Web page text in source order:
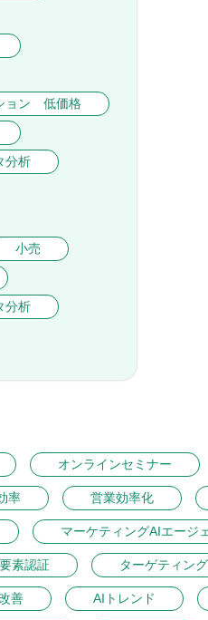
ョン 低価格
分析
小売
分析
オンラインセミナー
率 営業効率化
マーケティングAIエージ
素認証 ターゲティング
善 AIトレンド